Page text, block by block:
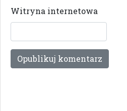
Witryna internetowa